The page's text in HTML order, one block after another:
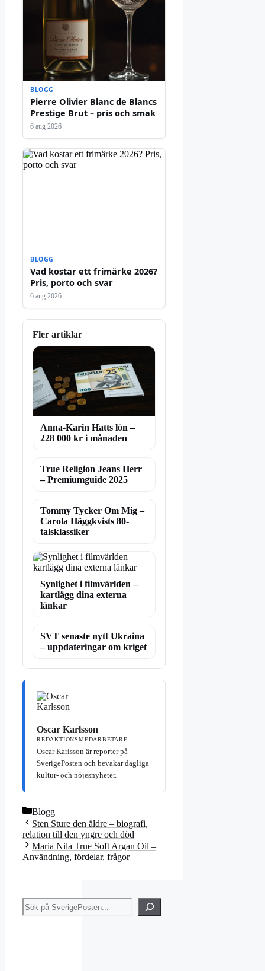
BLOGG
Pierre Olivier Blanc de Blancs
Prestige Brut – pris och smak
6 aug 2026
BLOGG
Vad kostar ett frimärke 2026?
Pris, porto och svar
6 aug 2026
Fler artiklar
Anna-Karin Hatts lön –
228 000 kr i månaden
True Religion Jeans Herr
– Premiumguide 2025
Tommy Tycker Om Mig –
Carola Häggkvists 80-
talsklassiker
Synlighet i filmvärlden –
kartlägg dina externa
länkar
SVT senaste nytt Ukraina
– uppdateringar om kriget
Oscar Karlsson
REDAKTIONSMEDARBETARE
Oscar Karlsson är reporter på
SverigePosten och bevakar dagliga
kultur- och nöjesnyheter.
Kategorier
Blogg
Sten Sture den äldre – biografi,
relation till den yngre och död
Maria Nila True Soft Argan Oil –
Användning, fördelar, frågor
Sök